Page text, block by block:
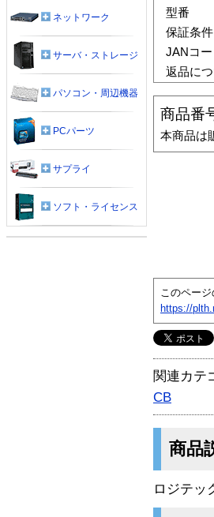
型番
保証条件
JANコー
返品に
商品番
本商品は
このページ
https://
関連カテ
CB
商品
ロジテッ
ネットワーク
サーバ・ストレージ
パソコン・周辺機器
PCパーツ
サプライ
ソフト・ライセンス